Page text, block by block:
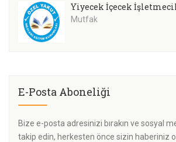
Yiyecek İçecek
Mutfak
E-Posta Aboneliği
Bize e-posta adresinizi bırakın ve sosyal
takip edin, herkesten önce sizin haberiniz